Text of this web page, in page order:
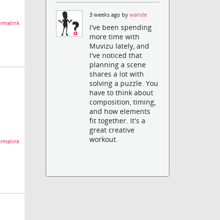
3 weeks ago bywande
I've been spending
more time with
Muvizu lately, and
I've noticed that
planning a scene
shares a lot with
solving a puzzle. You
have to think about
composition, timing,
and how elements
fit together. It's a
great creative
workout.